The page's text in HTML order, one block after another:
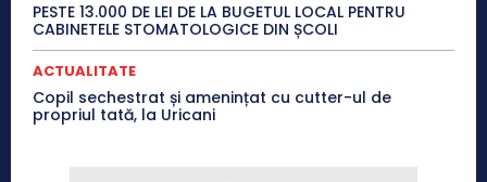
PESTE 13.000 DE LEI DE LA BUGETUL LOCAL PENTRU
CABINETELE STOMATOLOGICE DIN ȘCOLI
ACTUALITATE
Copil sechestrat și amenințat cu cutter-ul de
propriul tată, la Uricani